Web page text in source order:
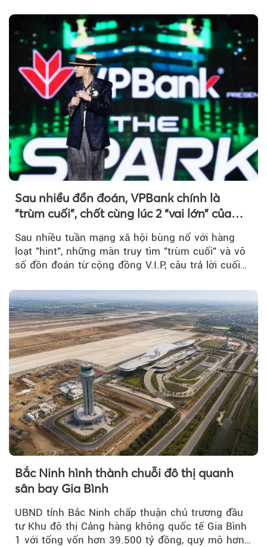
Sau nhiều đồn đoán, VPBank chính là
"trùm cuối", chốt cùng lúc 2 “vai lớn” của
BIGBANG World Tour tại Việt Nam
Sau nhiều tuần mạng xã hội bùng nổ với hàng
loạt "hint", những màn truy tìm "trùm cuối" và vô
số đồn đoán từ cộng đồng V.I.P, câu trả lời cuối
Bắc Ninh hình thành chuỗi đô thị quanh
sân bay Gia Bình
UBND tỉnh Bắc Ninh chấp thuận chủ trương đầu
tư Khu đô thị Cảng hàng không quốc tế Gia Bình
1 với tổng vốn hơn 39.500 tỷ đồng, quy mô hơn